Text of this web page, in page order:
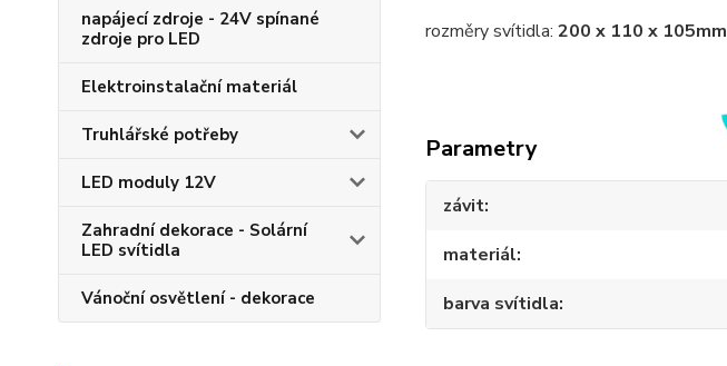
napájecí zdroje - 24V spínané
zdroje pro LED
Elektroinstalační materiál
Truhlářské potřeby
LED moduly 12V
Zahradní dekorace - Solární
LED svítidla
Vánoční osvětlení - dekorace
rozměry svítidla: 200 x 110 x 105mm
Parametry
závit
materiál
barva svítidla